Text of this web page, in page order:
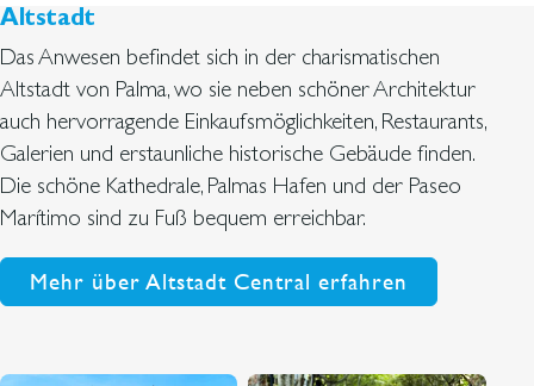
Altstadt
Das Anwesen befindet sich in der charismatischen
Altstadt von Palma, wo sie neben schöner Architektur
auch hervorragende Einkaufsmöglichkeiten, Restaurants,
Galerien und erstaunliche historische Gebäude finden.
Die schöne Kathedrale, Palmas Hafen und der Paseo
Marítimo sind zu Fuß bequem erreichbar.
Mehr über Altstadt Central erfahren